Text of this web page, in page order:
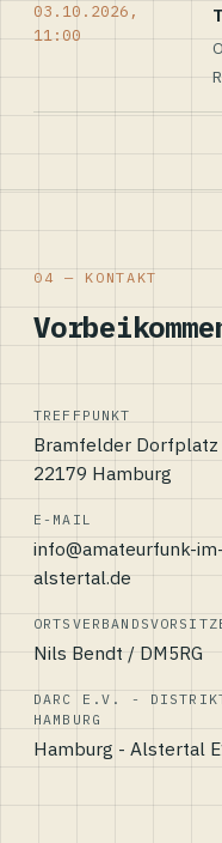
03.10.2026,
11:00
04 — KONTAKT
TREFFPUNKT
Bramfelder Dorfplatz
22179 Hamburg
E-MAIL
info@amateurfunk-im-
alstertal.de
Nils Bendt / DM5RG
DARC E.V. -
HAMBURG
Hamburg - Alstertal